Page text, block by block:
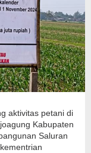
aktivitas petani di
Kabupaten
Saluran